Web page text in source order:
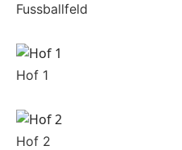
Fussballfeld
Hof 1
Hof 2